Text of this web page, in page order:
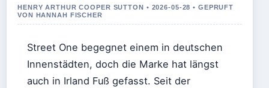
HENRY ARTHUR COOPER SUTTON • 2026-05-28 • GEPRUFT
VON HANNAH FISCHER
Street One begegnet einem in deutschen
Innenstädten, doch die Marke hat längst
auch in Irland Fuß gefasst. Seit der